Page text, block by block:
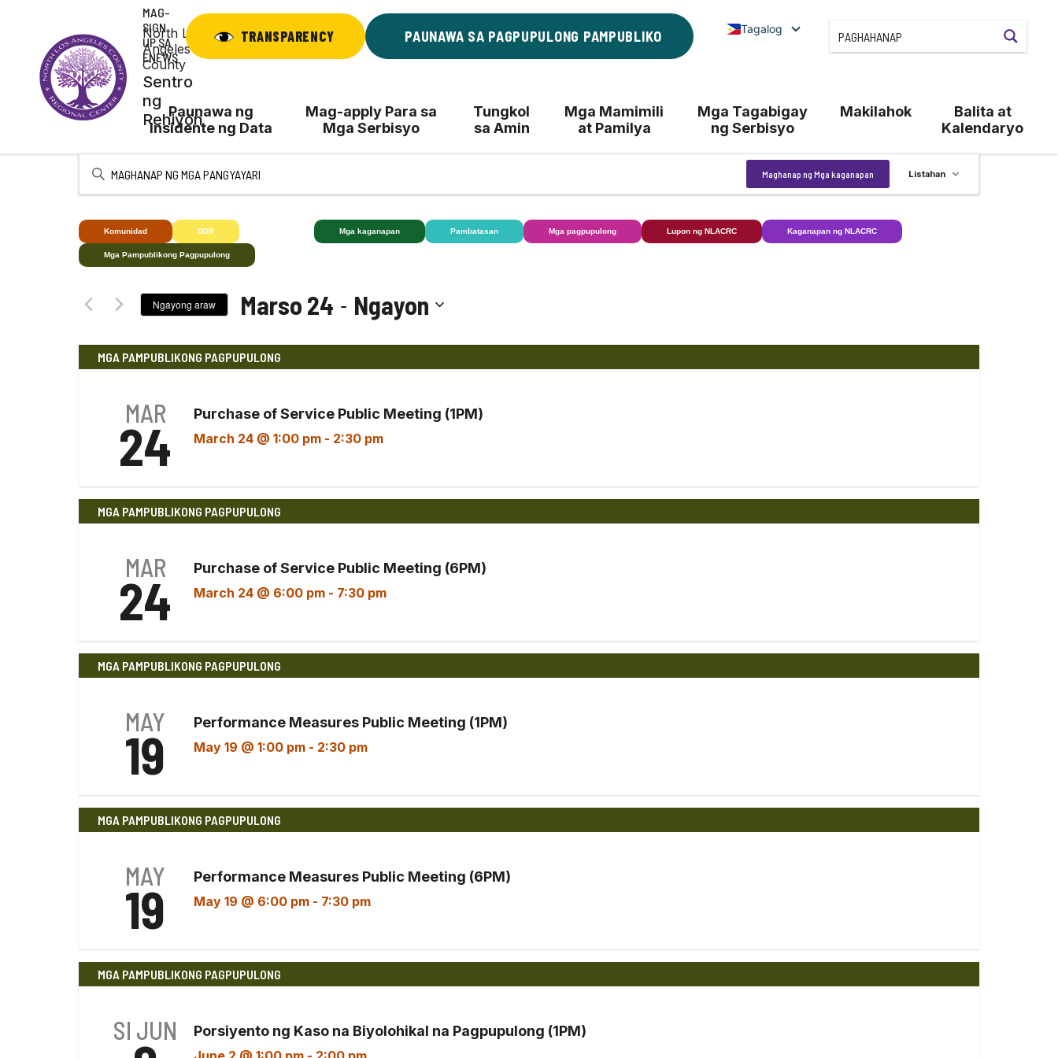
nilalaman
North Los
Angeles
County
Sentro
ng
Rehiyon
MAG-
SIGN
UP SA
ENEWS
TRANSPARENCY PAUNAWA SA PAGPUPULONG PAMPUBLIKO Tagalog
Paunawa ng
Insidente ng Data
Mag-apply Para sa
Mga Serbisyo
Tungkol
sa Amin
Mga Mamimili
at Pamilya
Mga Tagabigay
ng Serbisyo
Makilahok
Balita at
Kalendaryo
Ipasok
Maghanap
ng
Mga
sa
pamamagitan
Keyword.
Maghanap ng Mga kaganapan Listahan
Komunidad DDS Mga kaganapan Pambatasan Mga pagpupulong Lupon ng NLACRC Kaganapan ng NLACRC
Mga Pampublikong Pagpupulong
Ngayong araw Marso 24 - Ngayon
ng
petsa.
MGA PAMPUBLIKONG PAGPUPULONG
MAR
24
Purchase of Service Public Meeting (1PM)
March 24 @ 1:00 pm- 2:30 pm
MGA PAMPUBLIKONG PAGPUPULONG
MAR
24
Purchase of Service Public Meeting (6PM)
March 24 @ 6:00 pm- 7:30 pm
MGA PAMPUBLIKONG PAGPUPULONG
MAY
19
Performance Measures Public Meeting (1PM)
May 19 @ 1:00 pm- 2:30 pm
MGA PAMPUBLIKONG PAGPUPULONG
MAY
19
Performance Measures Public Meeting (6PM)
May 19 @ 6:00 pm- 7:30 pm
MGA PAMPUBLIKONG PAGPUPULONG
SI JUN Porsiyento ng Kaso na Biyolohikal na Pagpupulong (1PM)